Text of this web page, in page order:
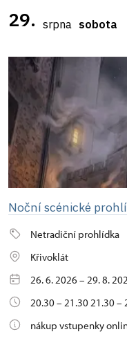
29. srpna sobota
Noční scénické
Netradiční prohlídka
Křivoklát
26. 6. 2026 – 29. 8.
20.30 – 21.30 21.30 –
nákup vstupenky